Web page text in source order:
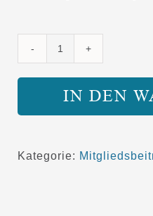
DAH
2024
IN DEN
Kategorie: